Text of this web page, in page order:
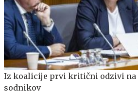
Iz koalicije prvi kritični odzivi na
sodnikov